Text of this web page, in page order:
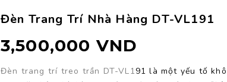
Đèn Trang Trí Nhà Hàng DT-VL191
3,500,000 VND
Đèn trang trí treo trần DT-VL191 là một yếu tố